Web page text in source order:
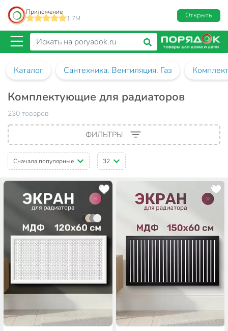
Приложение
1.7M
Открыть
Каталог Сантехника. Вентиляция. Газ
Комплектующие для радиаторов
230 товаров
ФИЛЬТРЫ
Сначала популярные 32